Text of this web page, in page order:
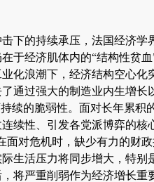
下的持续承压，法国经济学
于经济肌体内的“结构性贫
化浪潮下，经济结构空心化
通过强大的制造业内生增
续的脆弱性。面对长年累积
续性、引发各党派博弈的
面对危机时，缺少有力的财
生活压力将同步增大，特
将严重削弱作为经济增长